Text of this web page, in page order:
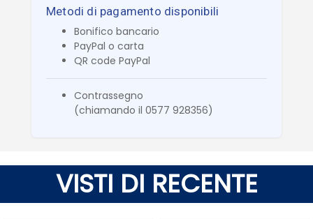
Metodi di pagamento disponibili
Bonifico bancario
PayPal o carta
QR code PayPal
Contrassegno
(chiamando il 0577 928356)
VISTI DI RECENTE